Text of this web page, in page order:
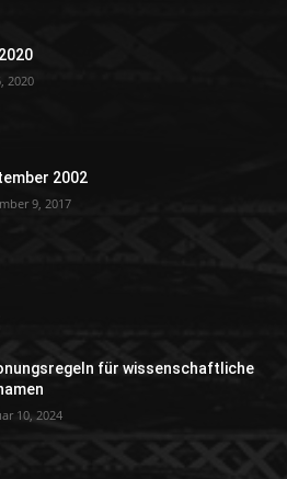
2020
2002
9, 2017
für wissenschaftliche
10, 2024